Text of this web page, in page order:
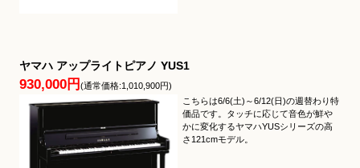
ヤマハ アップライトピアノ YUS1
930,000円 (通常価格:1,010,900円)
こちらは6/6(土)～6/12(日)の週替わり特
価品です。タッチに応じて音色が鮮や
かに変化するヤマハYUSシリーズの高
さ121cmモデル。